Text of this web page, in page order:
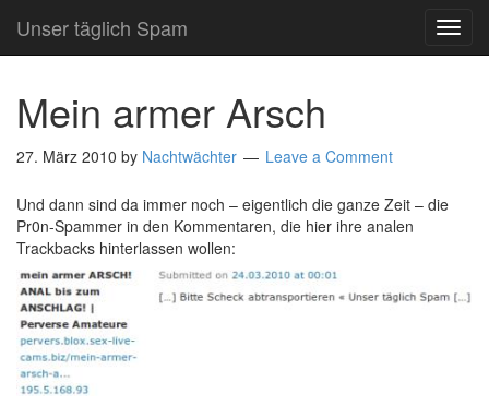
Unser täglich Spam
Mein armer Arsch
27. März 2010 by Nachtwächter Leave a Comment
Und dann sind da immer noch – eigentlich die ganze Zeit – die
Pr0n-Spammer in den Kommentaren, die hier ihre analen
Trackbacks hinterlassen wollen: